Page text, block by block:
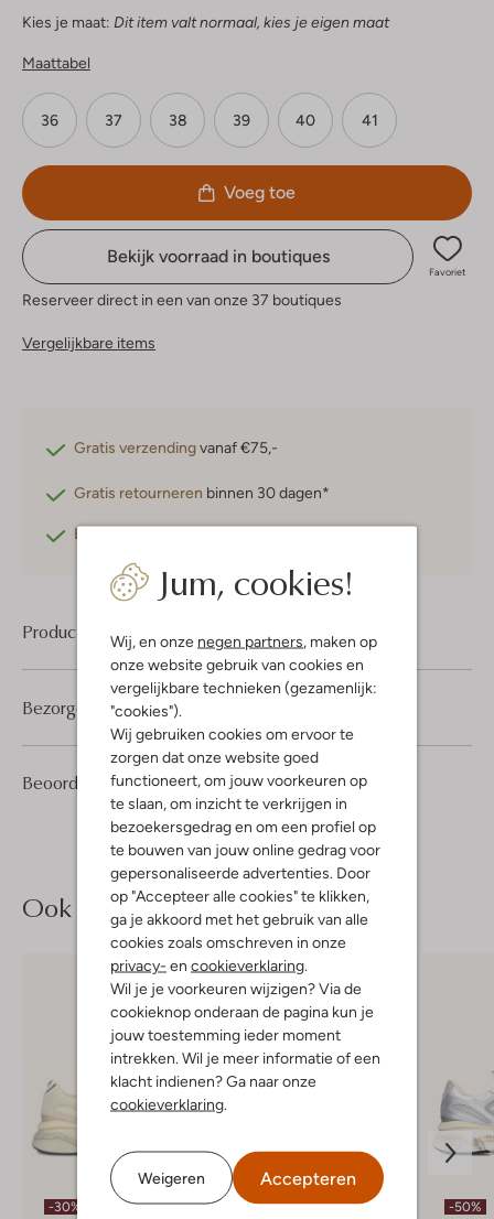
Jum, cookies!
Wij, en onze negen partners, maken op
onze website gebruik van cookies en
vergelijkbare technieken (gezamenlijk:
"cookies").
Wij gebruiken cookies om ervoor te
zorgen dat onze website goed
functioneert, om jouw voorkeuren op
te slaan, om inzicht te verkrijgen in
bezoekersgedrag en om een profiel op
te bouwen van jouw online gedrag voor
gepersonaliseerde advertenties. Door
op "Accepteer alle cookies" te klikken,
ga je akkoord met het gebruik van alle
cookies zoals omschreven in onze
privacy- en cookieverklaring.
Wil je je voorkeuren wijzigen? Via de
cookieknop onderaan de pagina kun je
jouw toestemming ieder moment
intrekken. Wil je meer informatie of een
klacht indienen? Ga naar onze
cookieverklaring.
Weigeren Accepteren
Kies je maat: Dit item valt normaal, kies je eigen maat
Maattabel
36 37 38 39 40 41
Voeg toe
Bekijk voorraad in boutiques
Favoriet
Reserveer direct in een van onze 37 boutiques
Vergelijkbare items
Gratis verzendingvanaf €75,-
Gratis retourneren binnen 30 dagen*
Betaal achteraf
Product informatie
Beoordelingen (1) 4/5
1
4
Sterren
Bezorgen & retourneren
Ook iets voor jou?
-30% -30% -50%